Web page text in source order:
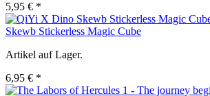
5,95 € *
Skewb Stickerless Magic Cube
Artikel auf Lager.
6,95 € *